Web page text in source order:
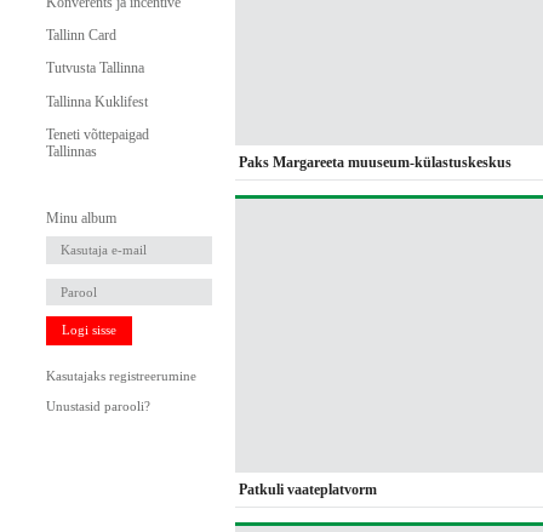
Tallinn Card
Tutvusta Tallinna
Tallinna Kuklifest
Teneti võttepaigad
Tallinnas
Minu album
Logi sisse
Kasutajaks registreerumine
Unustasid parooli?
Paks Margareeta muuseum-külastuskeskus
Patkuli vaateplatvorm